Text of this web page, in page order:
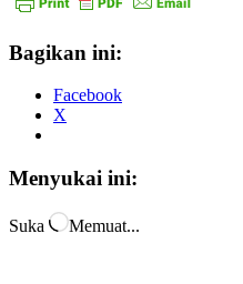
Bagikan ini:
Facebook
X
Menyukai ini:
Suka Memuat...